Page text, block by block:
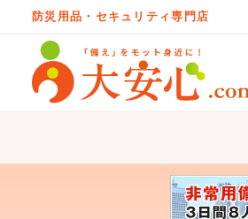
防災用品・セキュリティ専門店